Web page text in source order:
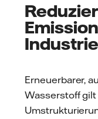
Erneuerbarer,
Wasserstoff